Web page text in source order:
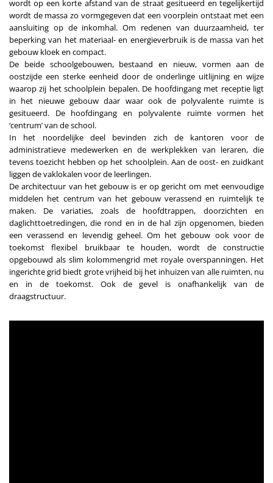
wordt op een korte afstand van de straat gesitueerd en tegelijkertijd
wordt de massa zo vormgegeven dat een voorplein ontstaat met een
aansluiting op de inkomhal. Om redenen van duurzaamheid, ter
beperking van het materiaal- en energieverbruik is de massa van het
gebouw kloek en compact.
De beide schoolgebouwen, bestaand en nieuw, vormen aan de
oostzijde een sterke eenheid door de onderlinge uitlijning en wijze
waarop zij het schoolplein bepalen. De hoofdingang met receptie ligt
in het nieuwe gebouw daar waar ook de polyvalente ruimte is
gesitueerd. De hoofdingang en polyvalente ruimte vormen het
‘centrum’ van de school.
In het noordelijke deel bevinden zich de kantoren voor de
administratieve medewerken en de werkplekken van leraren, die
tevens toezicht hebben op het schoolplein. Aan de oost- en zuidkant
liggen de vaklokalen voor de leerlingen.
De architectuur van het gebouw is er op gericht om met eenvoudige
middelen het centrum van het gebouw verassend en ruimtelijk te
maken. De variaties, zoals de hoofdtrappen, doorzichten en
daglichttoetredingen, die rond en in de hal zijn opgenomen, bieden
een verassend en levendig geheel. Om het gebouw ook voor de
toekomst flexibel bruikbaar te houden, wordt de constructie
opgebouwd als slim kolommengrid met royale overspanningen. Het
ingerichte grid biedt grote vrijheid bij het inhuizen van alle ruimten, nu
en in de toekomst. Ook de gevel is onafhankelijk van de
draagstructuur.